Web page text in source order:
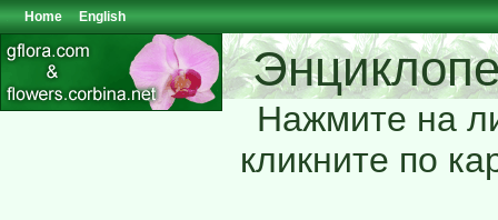
Home English
Нажмите на
кликните по